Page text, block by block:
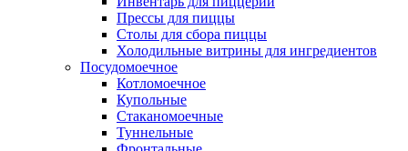
Прессы для пиццы
Столы для сбора пиццы
Холодильные витрины для ингредиентов
Посудомоечное
Котломоечное
Купольные
Стаканомоечные
Туннельные